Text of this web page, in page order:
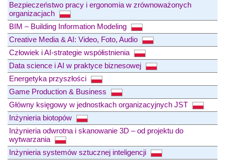
Bezpieczeństwo pracy i ergonomia w zrównoważonych
organizacjach
BIM – Building Information Modeling
Creative Media & AI: Video, Foto, Audio
Człowiek i AI-strategie współistnienia
Data science i AI w praktyce biznesowej
Energetyka przyszłości
Game Production & Business
Główny księgowy w jednostkach organizacyjnych JST
Inżynieria biotopów
Inżynieria odwrotna i skanowanie 3D – od projektu do
wytwarzania
Inżynieria systemów sztucznej inteligencji